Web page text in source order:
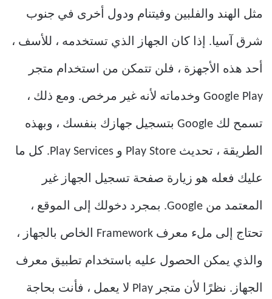
مثل الهند والفلبين وفيتنام ودول أخرى في جنوب
شرق آسيا. إذا كان الجهاز الذي تستخدمه ، للأسف ،
أحد هذه الأجهزة ، فلن تتمكن من استخدام متجر
Google Play وخدماته لأنه غير مرخص. ومع ذلك ،
تسمح لك Google بتسجيل جهازك بنفسك ، وبهذه
الطريقة ، تحديث Play Store و Play Services. كل ما
عليك فعله هو زيارة صفحة تسجيل الجهاز غير
المعتمد من Google. بمجرد دخولك إلى الموقع ،
تحتاج إلى ملء معرف Framework الخاص بالجهاز ،
والذي يمكن الحصول عليه باستخدام تطبيق معرف
الجهاز. نظرًا لأن متجر Play لا يعمل ، فأنت بحاجة